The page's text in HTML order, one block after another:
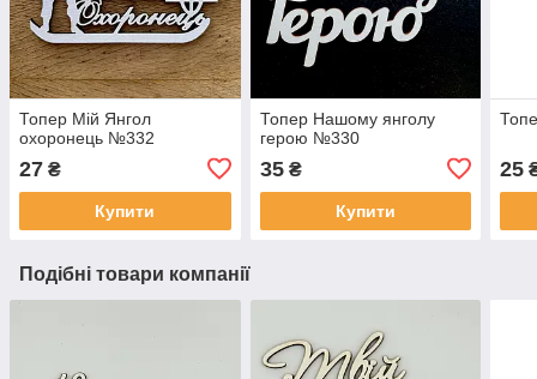
Топер Мій Янгол
охоронець №332
27 ₴
Купити
Топер Нашому янголу
герою №330
35₴
Купити
25
Подібні товари компанії